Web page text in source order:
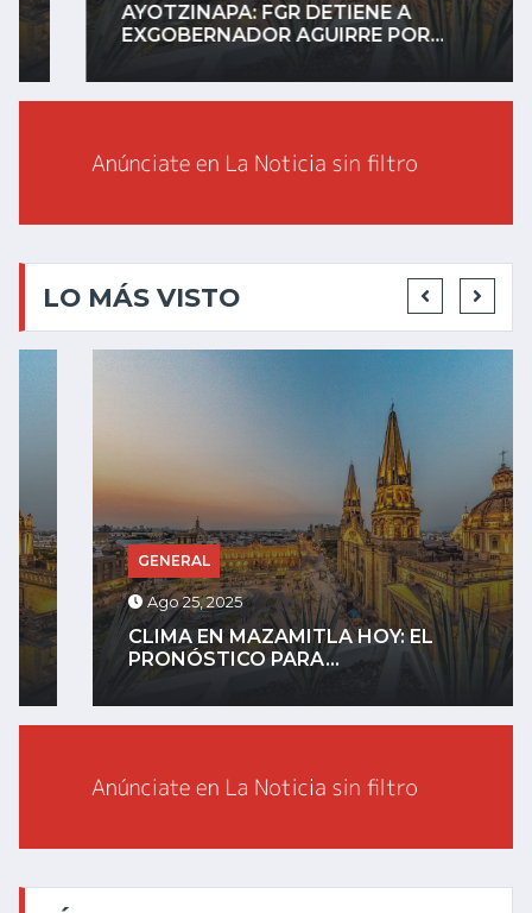
AYOTZINAPA: FGR DETIENE A
EXGOBERNADOR AGUIRRE POR...
LO MÁS VISTO
GENERAL
Ago 25, 2025
CLIMA EN MAZAMITLA HOY: EL
PRONÓSTICO PARA...